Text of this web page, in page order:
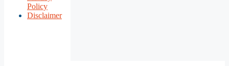
Policy
Disclaimer